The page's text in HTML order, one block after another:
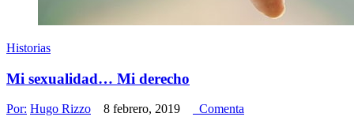
Historias
Mi sexualidad… Mi derecho
Por: Hugo Rizzo 8 febrero, 2019
Comenta